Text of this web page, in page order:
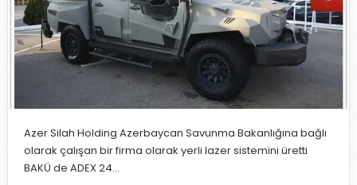
Azer Silah Holding Azerbaycan Savunma Bakanlığına bağlı
olarak çalışan bir firma olarak yerli lazer sistemini üretti
BAKÜ de ADEX 24…